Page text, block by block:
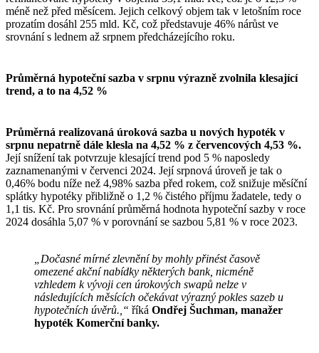
méně než před měsícem. Jejich celkový objem tak v letošním roce
prozatím dosáhl 255 mld. Kč, což představuje 46% nárůst ve
srovnání s lednem až srpnem předcházejícího roku.
Průměrná hypoteční sazba v srpnu výrazně zvolnila klesající
trend, a to na 4,52 %
Průměrná realizovaná úroková sazba u nových hypoték v
srpnu nepatrně dále klesla na 4,52 % z červencových 4,53 %.
Její snížení tak potvrzuje klesající trend pod 5 % naposledy
zaznamenanými v červenci 2024. Její srpnová úroveň je tak o
0,46% bodu níže než 4,98% sazba před rokem, což snižuje měsíční
splátky hypotéky přibližně o 1,2 % čistého příjmu žadatele, tedy o
1,1 tis. Kč. Pro srovnání průměrná hodnota hypoteční sazby v roce
2024 dosáhla 5,07 % v porovnání se sazbou 5,81 % v roce 2023.
„Dočasné mírné zlevnění by mohly přinést časově
omezené akční nabídky některých bank, nicméně
vzhledem k vývoji cen úrokových swapů nelze v
následujících měsících očekávat výrazný pokles sazeb u
hypotečních úvěrů.,“ říká Ondřej Šuchman, manažer
hypoték Komerční banky.